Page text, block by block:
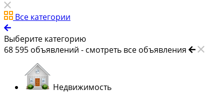
Все категории
Выберите категорию
68 595 объявлений - смотреть все объявления
Недвижимость